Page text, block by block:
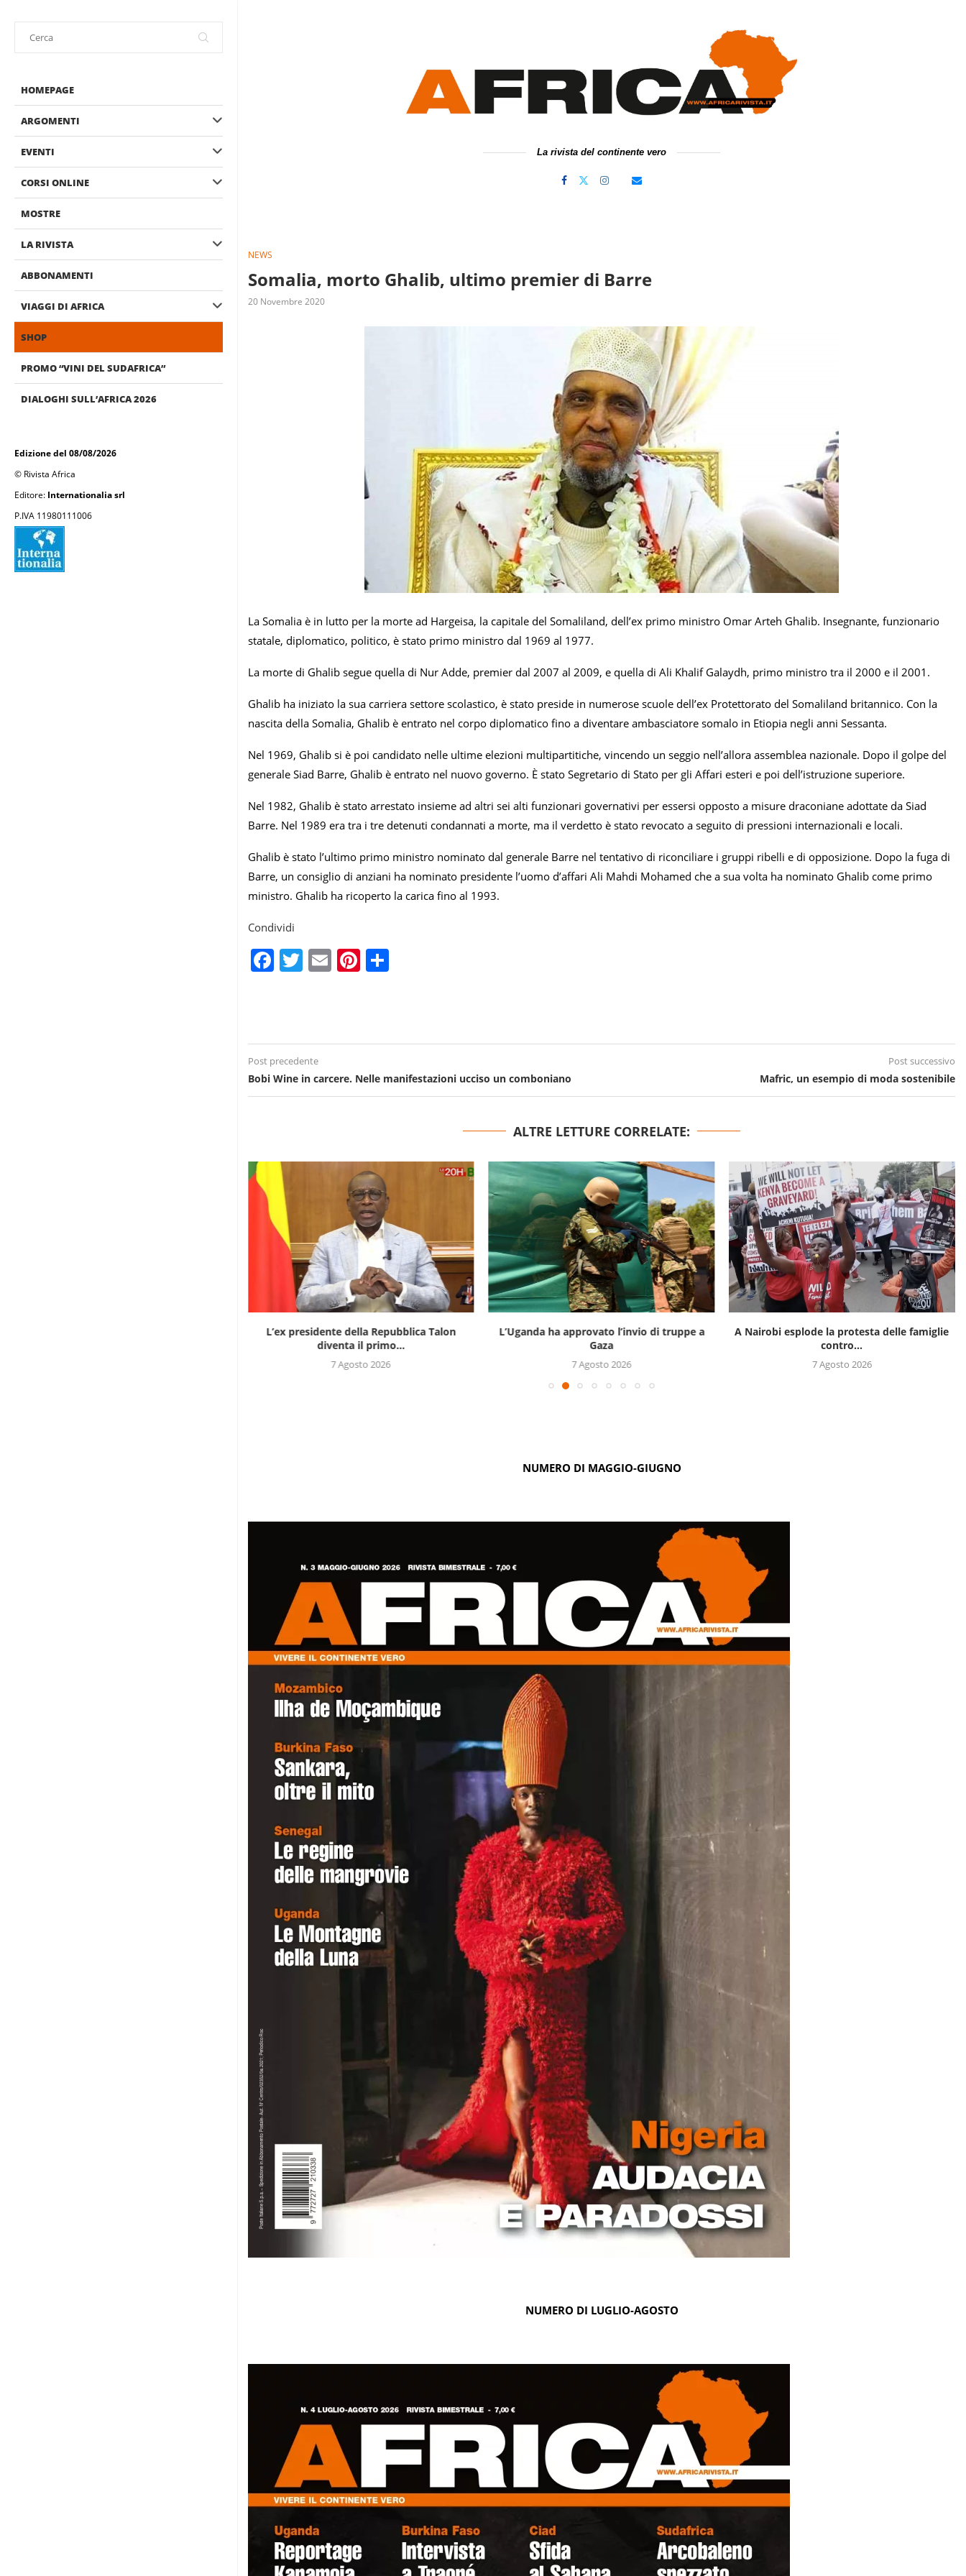
HOMEPAGE
ARGOMENTI
EVENTI
CORSI ONLINE
MOSTRE
LA RIVISTA
ABBONAMENTI
VIAGGI DI AFRICA
SHOP
PROMO “VINI DEL SUDAFRICA”
DIALOGHI SULL’AFRICA 2026
Edizione del 08/08/2026
© Rivista Africa
Editore: Internationalia srl
P.IVA 11980111006
La rivista del continente vero
NEWS
Somalia, morto Ghalib, ultimo premier di Barre
20 Novembre 2020
La Somalia è in lutto per la morte ad Hargeisa, la capitale del Somaliland, dell’ex primo ministro Omar Arteh Ghalib. Insegnante, funzionario
statale, diplomatico, politico, è stato primo ministro dal 1969 al 1977.
La morte di Ghalib segue quella di Nur Adde, premier dal 2007 al 2009, e quella di Ali Khalif Galaydh, primo ministro tra il 2000 e il 2001.
Ghalib ha iniziato la sua carriera settore scolastico, è stato preside in numerose scuole dell’ex Protettorato del Somaliland britannico. Con la
nascita della Somalia, Ghalib è entrato nel corpo diplomatico fino a diventare ambasciatore somalo in Etiopia negli anni Sessanta.
Nel 1969, Ghalib si è poi candidato nelle ultime elezioni multipartitiche, vincendo un seggio nell’allora assemblea nazionale. Dopo il golpe del
generale Siad Barre, Ghalib è entrato nel nuovo governo. È stato Segretario di Stato per gli Affari esteri e poi dell’istruzione superiore.
Nel 1982, Ghalib è stato arrestato insieme ad altri sei alti funzionari governativi per essersi opposto a misure draconiane adottate da Siad
Barre. Nel 1989 era tra i tre detenuti condannati a morte, ma il verdetto è stato revocato a seguito di pressioni internazionali e locali.
Ghalib è stato l’ultimo primo ministro nominato dal generale Barre nel tentativo di riconciliare i gruppi ribelli e di opposizione. Dopo la fuga di
Barre, un consiglio di anziani ha nominato presidente l’uomo d’affari Ali Mahdi Mohamed che a sua volta ha nominato Ghalib come primo
ministro. Ghalib ha ricoperto la carica fino al 1993.
Condividi
Facebook
Twitter
EmailPinterest
Post precedente
Bobi Wine in carcere. Nelle manifestazioni ucciso un comboniano
Post successivo
Mafric, un esempio di moda sostenibile
ALTRE LETTURE CORRELATE:
L’ex presidente della Repubblica Talon
diventa il primo...
7 Agosto 2026
L’Uganda ha approvato l’invio di truppe a
Gaza
7 Agosto 2026
A Nairobi esplode la protesta delle famiglie
contro...
7 Agosto 2026
NUMERO DI MAGGIO-GIUGNO
NUMERO DI LUGLIO-AGOSTO